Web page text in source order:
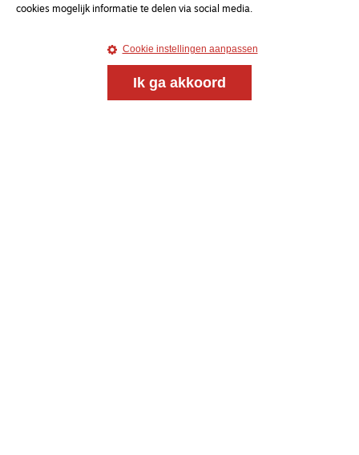
cookies mogelijk informatie te delen via social media.
Cookie instellingen aanpassen
Ik ga akkoord